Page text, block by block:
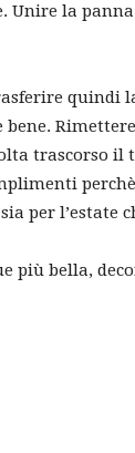
la
quindi
trascorso il
per l’estate
più bella,